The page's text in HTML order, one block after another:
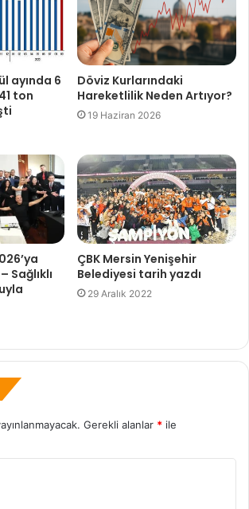
ayında 6
ton
Döviz Kurlarındaki
Hareketlilik Neden Artıyor?
19 Haziran 2026
Sağlıklı
ÇBK Mersin Yenişehir
Belediyesi tarih yazdı
29 Aralık 2022
Gerekli alanlar * ile